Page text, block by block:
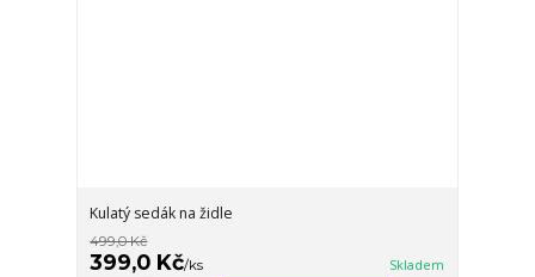
Kulatý sedák na židle
499,0 Kč
399,0 Kč/ks Skladem